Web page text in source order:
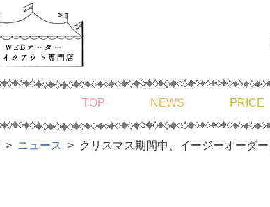
TOP NEWS PRICE
ニュース クリスマス期間中、イージーオーダ